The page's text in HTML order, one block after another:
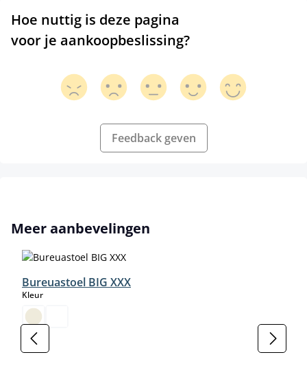
Hoe nuttig is deze pagina
voor je aankoopbeslissing?
Feedback geven
Productgalerij overslaan
Meer aanbevelingen
Bureuastoel BIG XXX
Kleurselect